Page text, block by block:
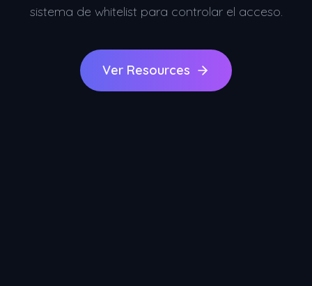
sistema de whitelist para controlar el acceso.
Ver Resources